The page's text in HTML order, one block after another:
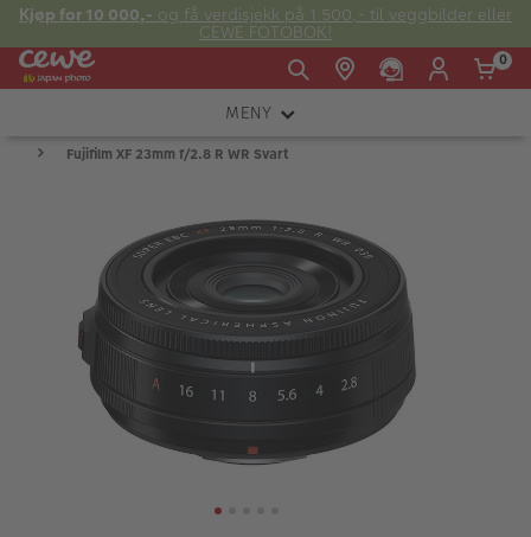
Kjøp for 10 000,- og få verdisjekk på 1 500,- til veggbilder eller
CEWE FOTOBOK!
Fre:
20:00
E-post:
kundeservice@japanphoto.no
0
MENY
KAMERA
FOTOTILBEHØR
LYS OG STUDIO
INSTANTFOTO
Fujifilm XF 23mm f/2.8 R WR Svart